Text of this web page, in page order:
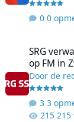
0
verwacht pas
SRG
op FM in
Door de
3
215